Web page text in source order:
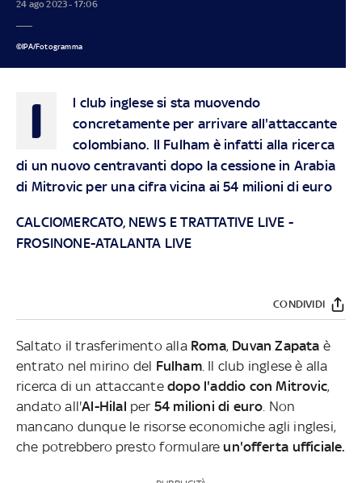
24 ago 2023 - 17:06
©IPA/Fotogramma
I
l club inglese si sta muovendo
concretamente per arrivare all'attaccante
colombiano. Il Fulham è infatti alla ricerca
di un nuovo centravanti dopo la cessione in Arabia
di Mitrovic per una cifra vicina ai 54 milioni di euro
CALCIOMERCATO, NEWS E TRATTATIVE LIVE -
FROSINONE-ATALANTA LIVE
CONDIVIDI
Saltato il trasferimento alla Roma, Duvan Zapata è
entrato nel mirino del Fulham. Il club inglese è alla
ricerca di un attaccante dopo l'addio con Mitrovic,
andato all'Al-Hilal per 54 milioni di euro . Non
mancano dunque le risorse economiche agli inglesi,
che potrebbero presto formulareun'offerta ufficiale.